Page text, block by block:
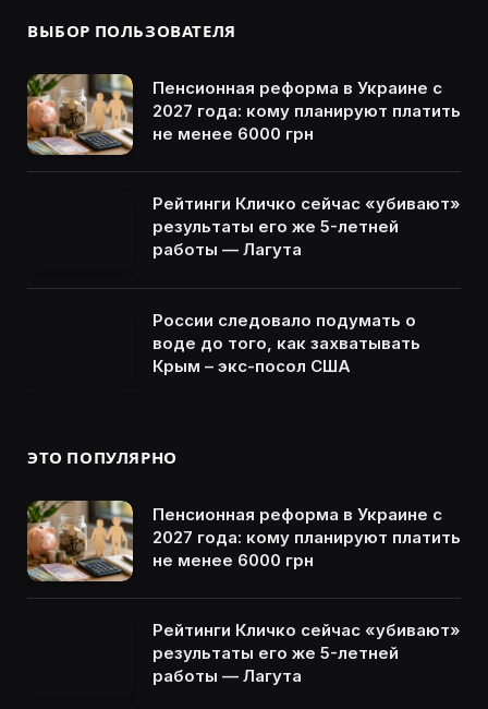
ВЫБОР ПОЛЬЗОВАТЕЛЯ
Пенсионная реформа в Украине с
2027 года: кому планируют платить
не менее 6000 грн
Рейтинги Кличко сейчас «убивают»
результаты его же 5-летней
работы — Лагута
России следовало подумать о
воде до того, как захватывать
Крым – экс-посол США
ЭТО ПОПУЛЯРНО
Пенсионная реформа в Украине с
2027 года: кому планируют платить
не менее 6000 грн
Рейтинги Кличко сейчас «убивают»
результаты его же 5-летней
работы — Лагута